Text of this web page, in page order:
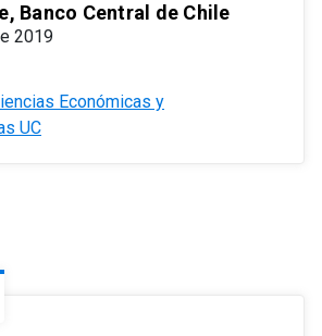
Banco Central de Chile
2019
Económicas y
UC